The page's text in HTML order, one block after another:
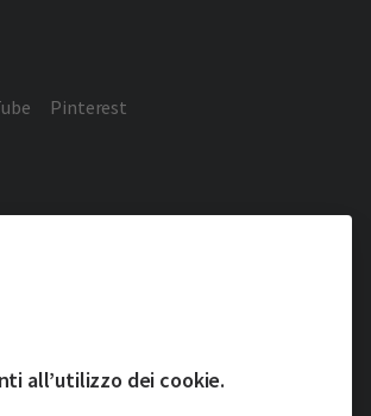
Pinterest
all’utilizzo dei cookie.